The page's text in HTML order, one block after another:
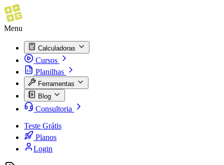
Menu
Calculadoras
Cursos
Planilhas
Ferramentas
Blog
Consultoria
Teste Grátis
Planos
Login